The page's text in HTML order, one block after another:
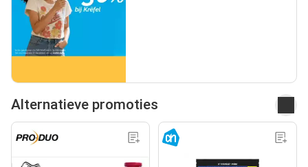
Alternatieve promoties